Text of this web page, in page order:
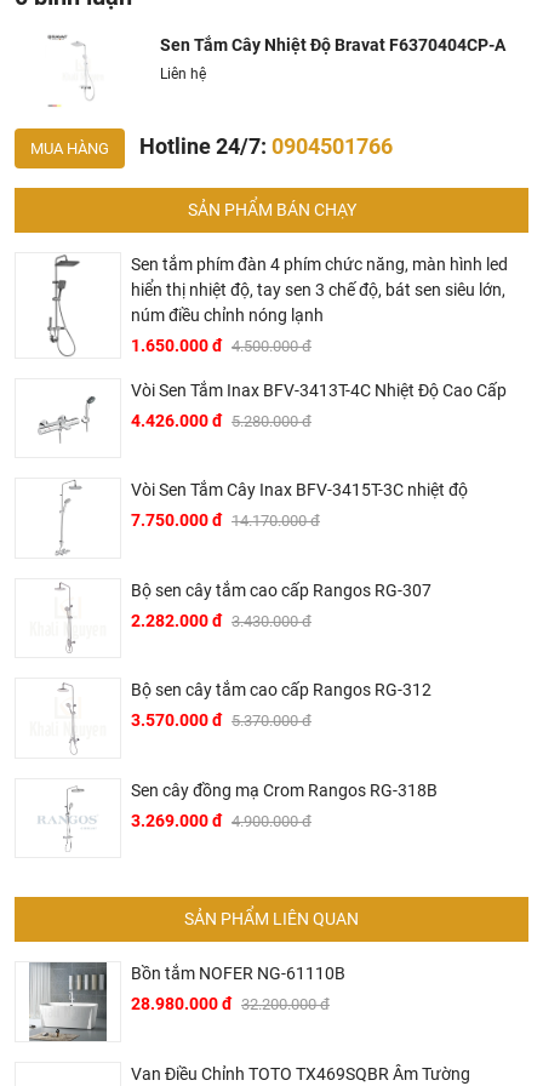
Bravat chính thức và chính hãng tại Việt Nam, chúng tôi
cam kết các sản phẩmBravatđược phân phối bởi
Khalinguyen.vn là chính hãng.
Hiện tại chúng tôi có rất nhiều
mãihấp dẫn, để biết chi tiết vui lòng chat hoặc gọi điện
vào hotline để được tư vấn chi tiết
BRAVAT – TINH HOA ĐẲNG CẤP CỦA NƯỚC ĐỨC
▶ Bravat là thương hiệu cao cấp các sản phẩm nhà tắm
bị vệ sinh của Đức có bề dày lịch sử hơn 145 năm. Khởi
đầu từ một xưởng sản xuất gia đình tại vùng Black Forest,
Baden – Württemberg tây nam nước Đức vào năm 1873,
sau hơn 2 thế kỷ phát triển, đến nay Bravat đã trở thành một
trong những thương hiệu thiết bị vệ sinh hàng đầu thế giới.
▶ Các sản phẩm của Bravat đã được sử dụng trong nhiều
công trình hạng sang của thế như hệ thống trong các hệ
thống khách sạn hạng sang của Intercontinetal, Conrad
Hilton, Sheraton, Le Méri­di­en, Marriott hay trên các hạm
▶ Tại Việt Nam, Bravat mặc dù là thương hiệu mới mẻ
nhưng đã ngay lập tức được thị trường đón nhận mạnh mẽ.
nhiều tên tuổi lớn trong ngành du lịch khách sạn Việt Nam
Suites, Cocobay, Alacarte,…
▶ Không chỉ hiện diện trong các khách sạn khu nghỉ dưỡng
cư cao cấp sử dụng trong các căn hộ như một trong những
Sen Tắm Cây Nhiệt Độ Bravat F6370404CP-A
Liên hệ
MUA HÀNG Hotline 24/7: 0904501766
SẢN PHẨM BÁN CHẠY
Sen tắm phím đàn 4 phím chức năng, màn hình led
hiển thị nhiệt độ, tay sen 3 chế độ, bát sen siêu lớn,
núm điều chỉnh nóng lạnh
1.650.000 đ 4.500.000 đ
Vòi Sen Tắm Inax BFV-3413T-4C Nhiệt Độ Cao Cấp
4.426.000 đ 5.280.000 đ
Vòi Sen Tắm Cây Inax BFV-3415T-3C nhiệt độ
7.750.000 đ 14.170.000 đ
Bộ sen cây tắm cao cấp Rangos RG-307
2.282.000 đ 3.430.000 đ
Bộ sen cây tắm cao cấp Rangos RG-312
3.570.000 đ 5.370.000 đ
Sen cây đồng mạ Crom Rangos RG-318B
3.269.000 đ 4.900.000 đ
SẢN PHẨM LIÊN QUAN
Bồn tắm NOFER NG-61110B
28.980.000 đ 32.200.000 đ
Van Điều Chỉnh TOTO TX469SQBR Âm Tường